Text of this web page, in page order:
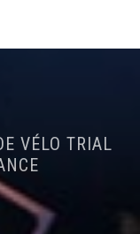
VÉLO TRIAL